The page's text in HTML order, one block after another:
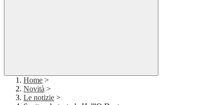
Home >
Novità >
Le notizie >